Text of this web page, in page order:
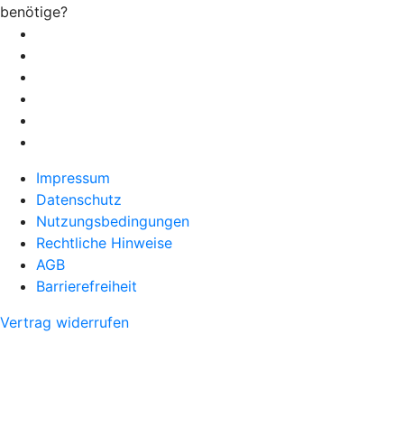
benötige?
Impressum
Datenschutz
Nutzungsbedingungen
Rechtliche Hinweise
AGB
Barrierefreiheit
Vertrag widerrufen